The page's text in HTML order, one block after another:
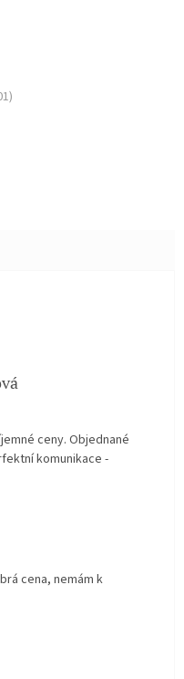
z 5 hvězdiček.
z 5 hvězdiček.
ceny. Objednané
komunikace -
z 5 hvězdiček.
cena, nemám k
z 5 hvězdiček.